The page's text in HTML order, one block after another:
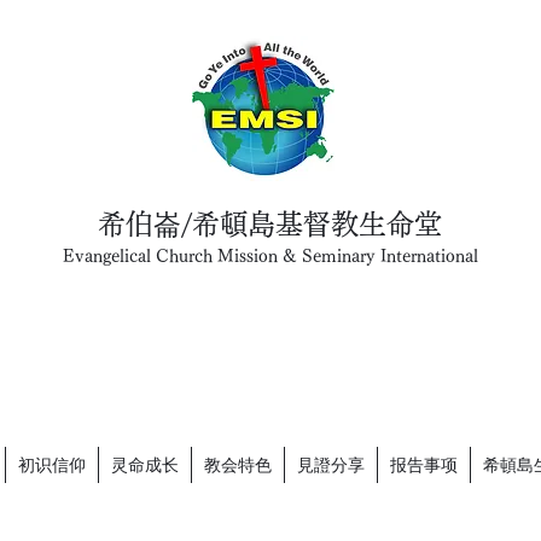
希伯崙/希頓島基督教生命堂
Evangelical Church Mission & Seminary International
初识信仰 灵命成长 教会特色 見證分享 报告事项 希頓島